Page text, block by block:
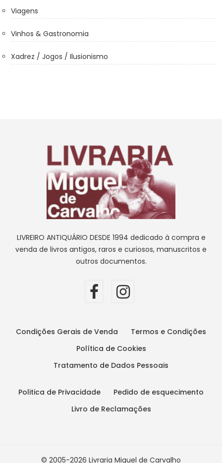
Viagens
Vinhos & Gastronomia
Xadrez / Jogos / Ilusionismo
LIVREIRO ANTIQUÁRIO DESDE 1994 dedicado à compra e
venda de livros antigos, raros e curiosos, manuscritos e
outros documentos.
Condições Gerais de Venda
Termos e Condições
Política de Cookies
Tratamento de Dados Pessoais
Politica de Privacidade
Pedido de esquecimento
Livro de Reclamações
© 2005-2026 Livraria Miguel de Carvalho